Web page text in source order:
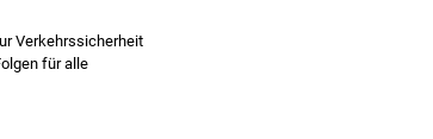
Verkehrssicherheit
für alle